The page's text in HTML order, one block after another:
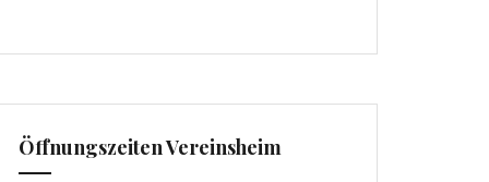
Öffnungszeiten Vereinsheim